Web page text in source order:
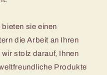
sie einen
die Arbeit an Ihren
stolz darauf, Ihnen
Produkte